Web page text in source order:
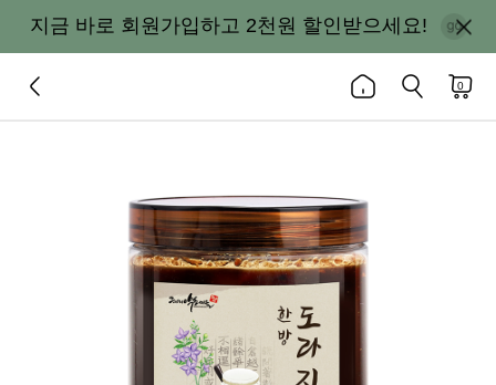
지금 바로 회원가입하고 2천원 할인받으세요!
0